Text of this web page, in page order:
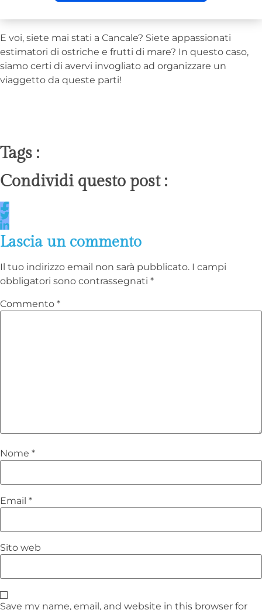
E voi, siete mai stati a Cancale? Siete appassionati
estimatori di ostriche e frutti di mare? In questo caso,
siamo certi di avervi invogliato ad organizzare un
viaggetto da queste parti!
Tags :
Condividi questo post :
Lascia un commento
Il tuo indirizzo email non sarà pubblicato. I campi
obbligatori sono contrassegnati *
Commento *
Nome *
Email *
Sito web
Save my name, email, and website in this browser for